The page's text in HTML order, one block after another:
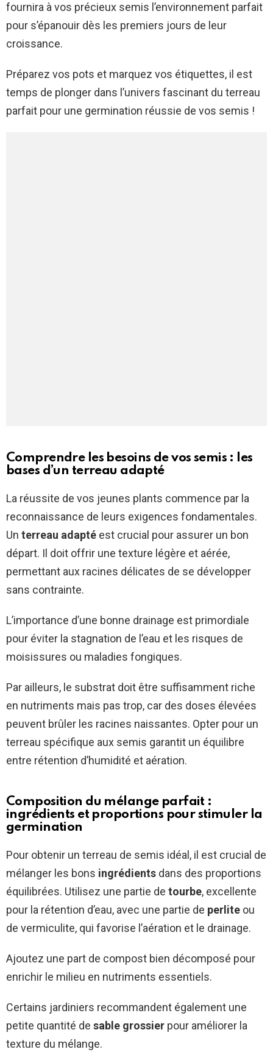
fournira à vos précieux semis l’environnement parfait
pour s’épanouir dès les premiers jours de leur
croissance.
Préparez vos pots et marquez vos étiquettes, il est
temps de plonger dans l’univers fascinant du terreau
parfait pour une germination réussie de vos semis !
Comprendre les besoins de vos semis : les
bases d’un terreau adapté
La réussite de vos jeunes plants commence par la
reconnaissance de leurs exigences fondamentales.
Un terreau adapté est crucial pour assurer un bon
départ. Il doit offrir une texture légère et aérée,
permettant aux racines délicates de se développer
sans contrainte.
L’importance d’une bonne drainage est primordiale
pour éviter la stagnation de l’eau et les risques de
moisissures ou maladies fongiques.
Par ailleurs, le substrat doit être suffisamment riche
en nutriments mais pas trop, car des doses élevées
peuvent brûler les racines naissantes. Opter pour un
terreau spécifique aux semis garantit un équilibre
entre rétention d’humidité et aération.
Composition du mélange parfait :
ingrédients et proportions pour stimuler la
germination
Pour obtenir un terreau de semis idéal, il est crucial de
mélanger les bons ingrédients dans des proportions
équilibrées. Utilisez une partie de tourbe, excellente
pour la rétention d’eau, avec une partie de perlite ou
de vermiculite, qui favorise l’aération et le drainage.
Ajoutez une part de compost bien décomposé pour
enrichir le milieu en nutriments essentiels.
Certains jardiniers recommandent également une
petite quantité de sable grossier pour améliorer la
texture du mélange.